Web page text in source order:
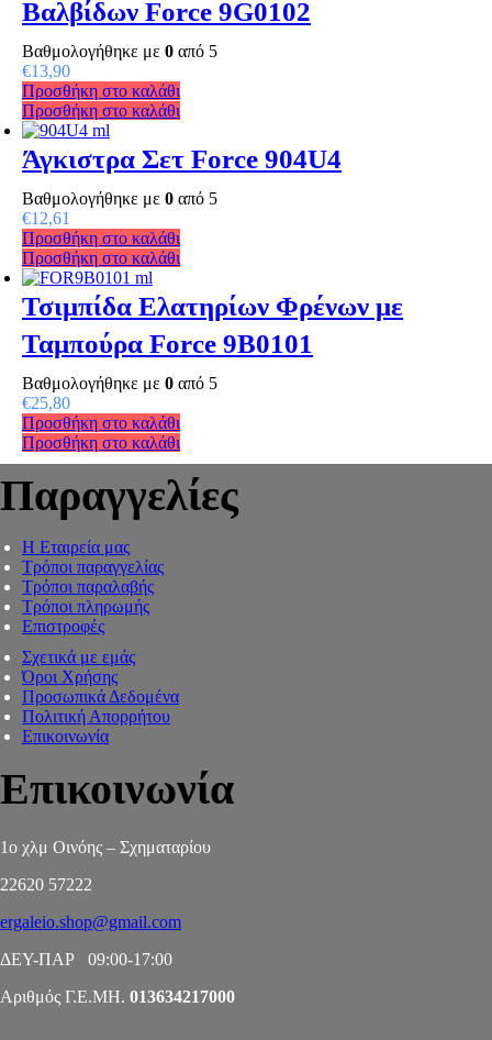
Βαλβίδων Force 9G0102
Βαθμολογήθηκε με 0 από 5
€13,90
Προσθήκη στο καλάθι
Προσθήκη στο καλάθι
Άγκιστρα Σετ Force 904U4
Βαθμολογήθηκε με 0 από 5
€12,61
Προσθήκη στο καλάθι
Προσθήκη στο καλάθι
Τσιμπίδα Ελατηρίων Φρένων με
Ταμπούρα Force 9Β0101
Βαθμολογήθηκε με 0 από 5
€25,80
Προσθήκη στο καλάθι
Προσθήκη στο καλάθι
Παραγγελίες
Η Εταιρεία μας
Τρόποι παραγγελίας
Τρόποι παραλαβής
Τρόποι πληρωμής
Επιστροφές
Σχετικά με εμάς
Όροι Χρήσης
Προσωπικά Δεδομένα
Πολιτική Απορρήτου
Επικοινωνία
Επικοινωνία
1ο χλμ Οινόης – Σχηματαρίου
22620 57222
ergaleio.shop@gmail.com
ΔΕΥ-ΠΑΡ 09:00-17:00
Αριθμός Γ.Ε.ΜΗ. 013634217000